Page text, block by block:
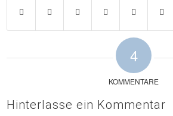
4
KOMMENTARE
Hinterlasse ein Kommentar